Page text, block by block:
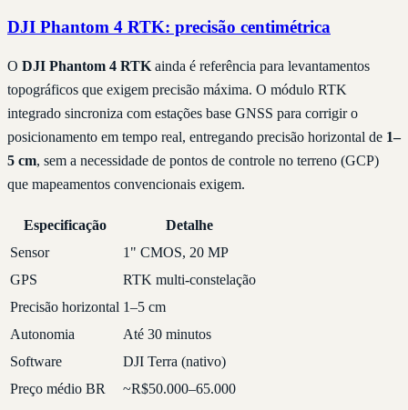
DJI Phantom 4 RTK: precisão centimétrica
O DJI Phantom 4 RTK ainda é referência para levantamentos
topográficos que exigem precisão máxima. O módulo RTK
integrado sincroniza com estações base GNSS para corrigir o
posicionamento em tempo real, entregando precisão horizontal de 1–
5 cm, sem a necessidade de pontos de controle no terreno (GCP)
que mapeamentos convencionais exigem.
Especificação
Detalhe
Sensor
1" CMOS, 20 MP
GPS
RTK multi-constelação
Precisão horizontal 1–5 cm
Autonomia
Até 30 minutos
Software
DJI Terra (nativo)
Preço médio BR
~R$50.000–65.000